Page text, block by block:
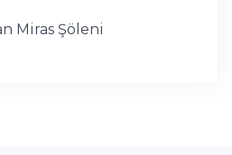
Miras Şöleni